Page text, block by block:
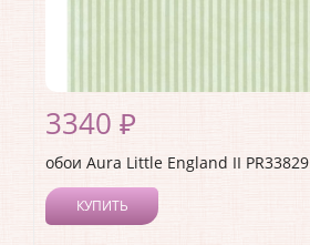
3340 ₽
обои Aura Little England II PR33829
КУПИТЬ